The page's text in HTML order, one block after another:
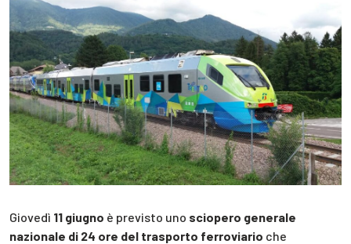
Giovedì 11 giugno è previsto uno sciopero generale
nazionale di 24 ore del trasporto ferroviario che